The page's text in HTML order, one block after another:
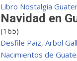
Libro Nostalgia
Navidad en
(165)
Desfile Paiz, Arbol
Nacimientos de